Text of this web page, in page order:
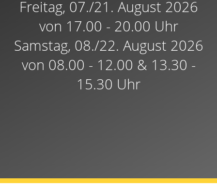
Freitag, 07./21. August 2026
von 17.00 - 20.00 Uhr
Samstag, 08./22. August 2026
von 08.00 - 12.00 & 13.30 -
15.30 Uhr